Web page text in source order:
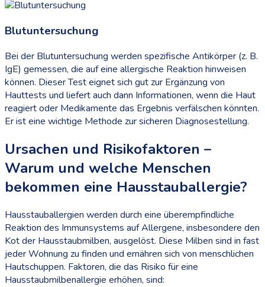
Blutuntersuchung
Bei der Blutuntersuchung werden spezifische Antikörper (z. B.
IgE) gemessen, die auf eine allergische Reaktion hinweisen
können. Dieser Test eignet sich gut zur Ergänzung von
Hauttests und liefert auch dann Informationen, wenn die Haut
reagiert oder Medikamente das Ergebnis verfälschen könnten.
Er ist eine wichtige Methode zur sicheren Diagnosestellung.
Ursachen und Risikofaktoren –
Warum und welche Menschen
bekommen eine Hausstauballergie?
Hausstauballergien werden durch eine überempfindliche
Reaktion des Immunsystems auf Allergene, insbesondere den
Kot der Hausstaubmilben, ausgelöst. Diese Milben sind in fast
jeder Wohnung zu finden und ernähren sich von menschlichen
Hautschuppen. Faktoren, die das Risiko für eine
Hausstaubmilbenallergie erhöhen, sind: